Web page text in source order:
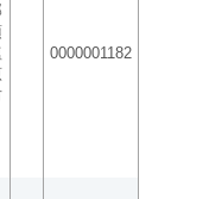
0000001182